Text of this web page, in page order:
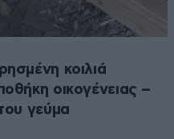
κοιλιά
οικογένειας –
γεύμα